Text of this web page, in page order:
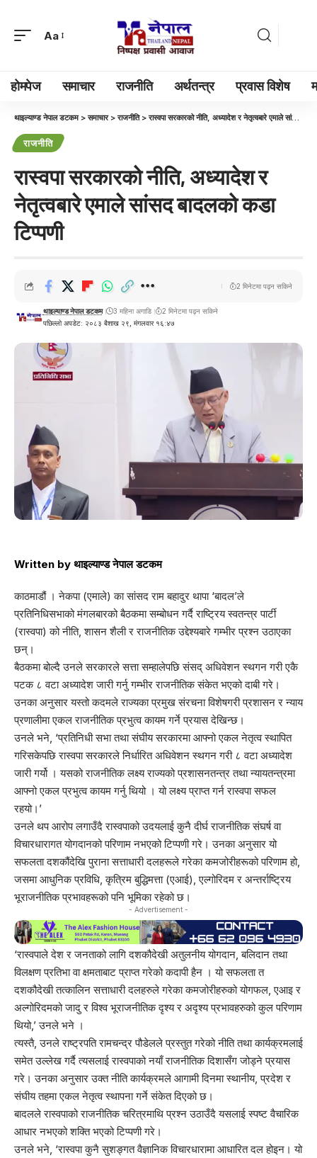
Aa
होमपेज समाचार राजनीति अर्थतन्त्र प्रवास विशेष
थाइल्याण्ड नेपाल डटकम>समाचार>राजनीति>रास्वपा सरकारको नीति, अध्यादेश र नेतृत्वबारे एमाले सांसद बादलको कडा टिप्पणी
राजनीति
रास्वपा सरकारको नीति, अध्यादेश र
नेतृत्वबारे एमाले सांसद बादलको कडा
टिप्पणी
पछिल्लो अपडेट: २०८३ बैशाख २९, मंगलवार १६:४७
थाइल्याण्ड नेपाल डटकम 3 महिना अगाडि 2 मिनेटमा पढ्न सकिने
2 मिनेटमा पढ्न सकिने
Written by थाइल्याण्ड नेपाल डटकम
काठमाडौं । नेकपा (एमाले) का सांसद राम बहादुर थापा ‘बादल’ले
प्रतिनिधिसभाको मंगलबारको बैठकमा सम्बोधन गर्दै राष्ट्रिय स्वतन्त्र पार्टी
(रास्वपा) को नीति, शासन शैली र राजनीतिक उद्देश्यबारे गम्भीर प्रश्न उठाएका
छन्।
बैठकमा बोल्दै उनले सरकारले सत्ता सम्हालेपछि संसद् अधिवेशन स्थगन गरी एकै
पटक ८ वटा अध्यादेश जारी गर्नु गम्भीर राजनीतिक संकेत भएको दाबी गरे।
उनका अनुसार यस्तो कदमले राज्यका प्रमुख संरचना विशेषगरी प्रशासन र न्याय
प्रणालीमा एकल राजनीतिक प्रभुत्व कायम गर्ने प्रयास देखिन्छ।
उनले भने, ‘प्रतिनिधी सभा तथा संघीय सरकारमा आफ्नो एकल नेतृत्व स्थापित
गरिसकेपछि रास्वपा सरकारले निर्धारित अधिवेशन स्थगन गरी ८ वटा अध्यादेश
जारी गर्यो । यसको राजनीतिक लक्ष्य राज्यको प्रशासनतन्त्र तथा न्यायतन्त्रमा
आफ्नो एकल प्रभुत्व कायम गर्नु थियो । यो लक्ष्य प्राप्त गर्न रास्वपा सफल
रहयो।’
उनले थप आरोप लगाउँदै रास्वपाको उदयलाई कुनै दीर्घ राजनीतिक संघर्ष वा
विचारधारागत योगदानको परिणाम नभएको टिप्पणी गरे। उनका अनुसार यो
सफलता दशकौंदेखि पुराना सत्ताधारी दलहरूले गरेका कमजोरीहरूको परिणाम हो,
जसमा आधुनिक प्रविधि, कृत्रिम बुद्धिमत्ता (एआई), एल्गोरिदम र अन्तर्राष्ट्रिय
भूराजनीतिक प्रभावहरूको पनि भूमिका रहेको छ।
- Advertisement -
‘रास्वपाले देश र जनताको लागि दशकौदेखी अतुलनीय योगदान, बलिदान तथा
विलक्षण प्रतिभा वा क्षमताबाट प्राप्त गरेको कदापी हैन । यो सफलता त
दशकौदेखी तत्कालिन सत्ताधारी दलहरुले गरेका कमजोरीहरुको योगफल, एआइ र
अल्गोरिदमको जादु र विश्व भूराजनीतिक दृश्य र अदृश्य प्रभावहरुको कुल परिणाम
थियो,’ उनले भने ।
त्यस्तै, उनले राष्ट्रपति रामचन्द्र पौडेलले प्रस्तुत गरेको नीति तथा कार्यक्रमलाई
समेत उल्लेख गर्दै त्यसलाई रास्वपाको नयाँ राजनीतिक दिशासँग जोड्ने प्रयास
गरे। उनका अनुसार उक्त नीति कार्यक्रमले आगामी दिनमा स्थानीय, प्रदेश र
संघीय तहमा एकल नेतृत्व स्थापना गर्ने संकेत दिएको छ।
बादलले रास्वपाको राजनीतिक चरित्रमाथि प्रश्न उठाउँदै यसलाई स्पष्ट वैचारिक
आधार नभएको शक्ति भएको टिप्पणी गरे।
उनले भने, ‘रास्वपा कुनै सुशङ्गत वैज्ञानिक विचारधारामा आधारित दल होइन। यो